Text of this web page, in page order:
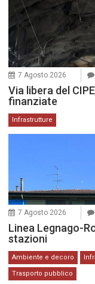
7 Agosto 2026
Via libera del
finanziate
Infrastrutture
7 Agosto 2026
Linea Legnago-
stazioni
Ambiente e decoro
Trasporto pubblico